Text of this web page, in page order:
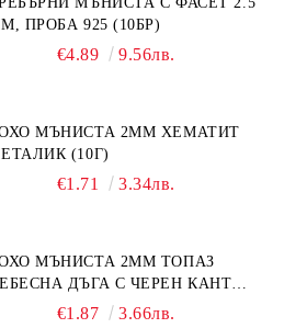
ММ, ПРОБА 925 (10БР)
€4.89 9.56лв.
МЪНИСТА 2ММ ХЕМАТИТ
(10Г)
€1.71 3.34лв.
МЪНИСТА 2ММ ТОПАЗ
ДЪГА С ЧЕРЕН КАНТ
€1.87 3.66лв.